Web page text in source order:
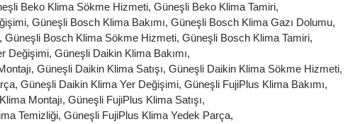
Beko Klima Sökme Hizmeti, Güneşli Beko Klima Tamiri,
, Güneşli Bosch Klima Bakımı, Güneşli Bosch Klima Gazı Dolumu,
, Güneşli Bosch Klima Sökme Hizmeti, Güneşli Bosch Klima Tamiri,
Değişimi, Güneşli Daikin Klima Bakımı,
, Güneşli Daikin Klima Satışı, Güneşli Daikin Klima Sökme Hizmeti,
, Güneşli Daikin Klima Yer Değişimi, Güneşli FujiPlus Klima Bakımı,
Montajı, Güneşli FujiPlus Klima Satışı,
Temizliği, Güneşli FujiPlus Klima Yedek Parça,